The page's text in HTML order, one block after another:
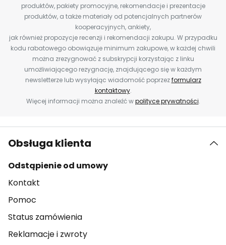
produktów, pakiety promocyjne, rekomendacje i prezentacje
produktów, a także materiały od potencjalnych partnerów
kooperacyjnych, ankiety,
jak również propozycje recenzji i rekomendacji zakupu. W przypadku
kodu rabatowego obowiązuje minimum zakupowe, w każdej chwili
można zrezygnować z subskrypcji korzystając z linku
umożliwiającego rezygnację, znajdującego się w każdym
newsletterze lub wysyłając wiadomość poprzezformularz
kontaktowy.
Więcej informacji można znaleźć wpolityce prywatności.
Obsługa klienta
Odstąpienie od umowy
Kontakt
Pomoc
Status zamówienia
Reklamacje i zwroty